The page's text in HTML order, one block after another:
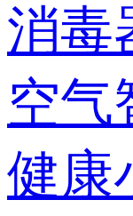
消毒
空气
健康